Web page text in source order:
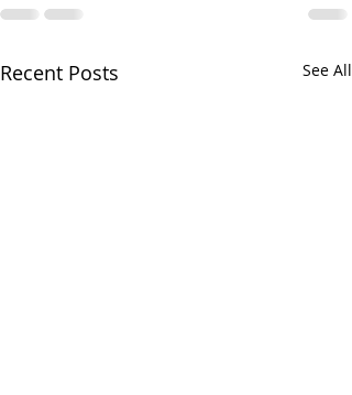
Recent Posts See All